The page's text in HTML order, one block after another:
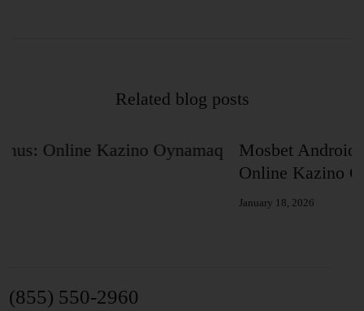
Related blog posts
Mosbet Android Uygulaması: Ətraflı
Online Kazino Oynamaq Üçün
(855) 550-2960